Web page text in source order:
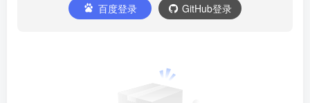
百度登录
GitHub登录